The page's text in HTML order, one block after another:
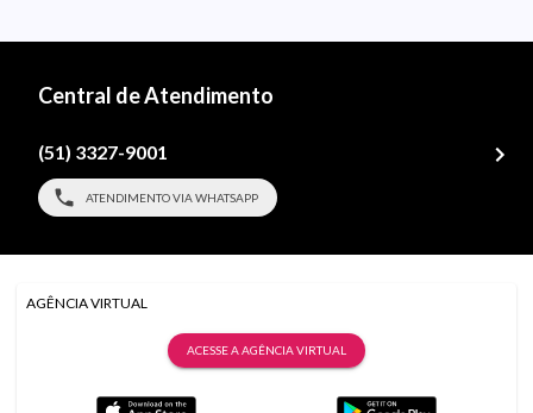
Central de Atendimento
(51) 3327-9001
ATENDIMENTO VIA WHATSAPP
AGÊNCIA VIRTUAL
ACESSE A AGÊNCIA VIRTUAL